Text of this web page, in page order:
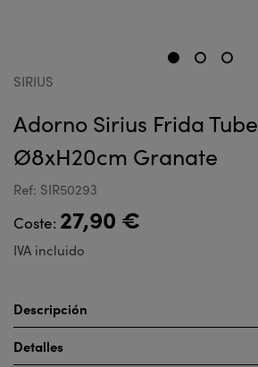
SIRIUS
Adorno Sirius Frida Tube
Ø8xH20cm Granate
Ref: SIR50293
Coste: 27,90 €
IVA incluido
Descripción
Detalles